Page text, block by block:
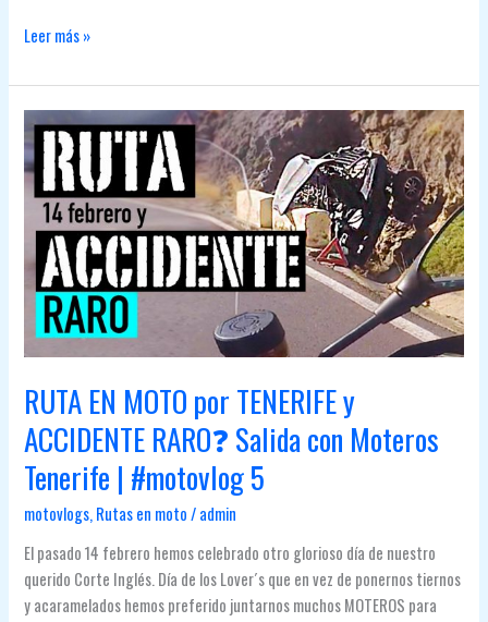
DESNIVEL
LOS
LOROS,
ARAFO
✅
CARRETERA
MOTERA
FAMOSA
EN
TENERIFE
Leer más »
RUTA EN MOTO por TENERIFE y
ACCIDENTE RARO❓ Salida con Moteros
Tenerife | #motovlog 5
motovlogs,Rutas en moto/admin
El pasado 14 febrero hemos celebrado otro glorioso día de nuestro
querido Corte Inglés. Día de los Lover´s que en vez de ponernos tiernos
y acaramelados hemos preferido juntarnos muchos MOTEROS para